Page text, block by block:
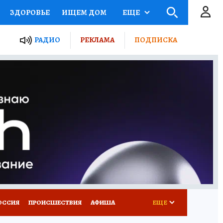
ЗДОРОВЬЕ ИЩЕМ ДОМ
ПРОЕКТЫ РОССИИ
ПУТЕВОДИТЕЛЬ
ПОТРЕБИТЕЛЯ
ЕЩЕ
РАДИО РЕКЛАМА ПОДПИСКА
ПРОИСШЕСТВИЯ АФИША ЕЩЕ